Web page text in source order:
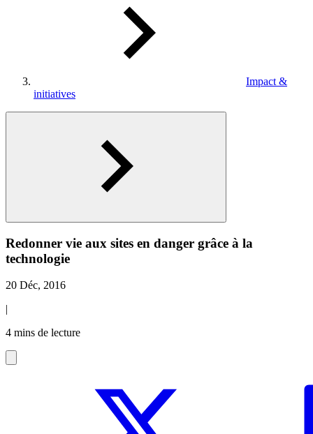
Impact &
initiatives
Redonner vie aux sites en danger grâce à la
technologie
20 Déc, 2016
|
4 mins de lecture